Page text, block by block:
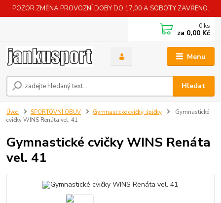
POZOR ZMĚNA PROVOZNÍ DOBY DO 17,00 A SOBOTY ZAVŘENO.
Menu
Hledat
0 ks
za 0,00 Kč
Úvod SPORTOVNÍ OBUV Gymnastické cvičky, špičky
Gymnastické
cvičky WINS Renáta vel. 41
Gymnastické cvičky WINS Renáta
vel. 41